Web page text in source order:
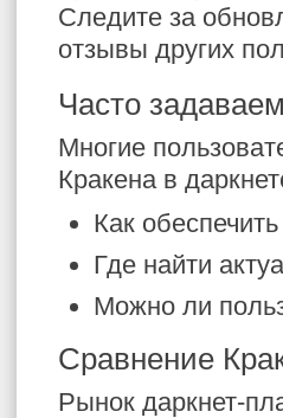
Следите за
отзывы других
Часто
Многие
Кракена в
Как
Где найти
Можно ли
Сравнение
Рынок даркнет-